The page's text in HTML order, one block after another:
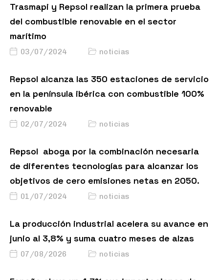
Trasmapi y Repsol realizan la primera prueba
del combustible renovable en el sector
marítimo
03/07/2024 noticias
Repsol alcanza las 350 estaciones de servicio
en la península ibérica con combustible 100%
renovable
02/07/2024 noticias
Repsol aboga por la combinación necesaria
de diferentes tecnologías para alcanzar los
objetivos de cero emisiones netas en 2050.
01/07/2024 noticias
La producción industrial acelera su avance en
junio al 3,8% y suma cuatro meses de alzas
07/08/2026 noticias